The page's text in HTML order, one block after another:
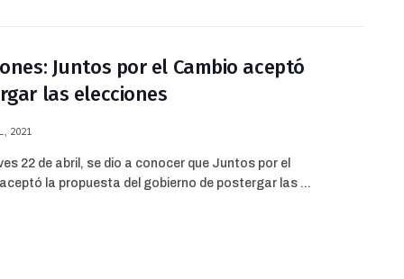
Juntos por el Cambio aceptó
las elecciones
2021
22 de abril, se dio a conocer que Juntos por el
la propuesta del gobierno de postergar las ...